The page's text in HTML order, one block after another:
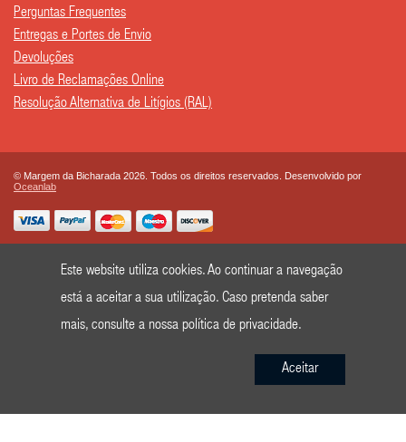
Perguntas Frequentes
Entregas e Portes de Envio
Devoluções
Livro de Reclamações Online
Resolução Alternativa de Litígios (RAL)
© Margem da Bicharada 2026. Todos os direitos reservados. Desenvolvido por
Oceanlab
Este website utiliza cookies. Ao continuar a navegação
está a aceitar a sua utilização. Caso pretenda saber
mais, consulte a nossapolítica de privacidade.
Aceitar